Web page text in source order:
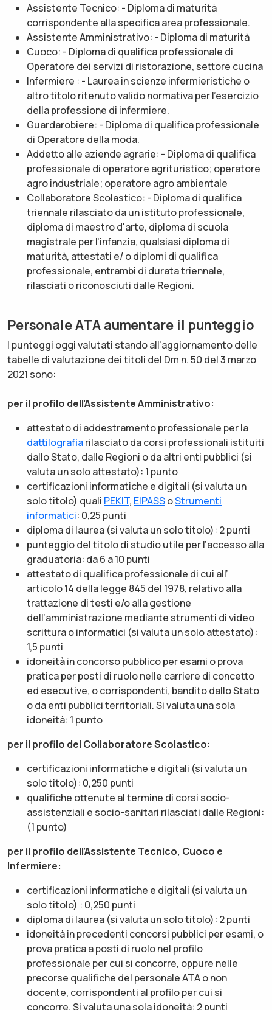
Assistente Tecnico: - Diploma di maturità
corrispondente alla specifica area professionale.
Assistente Amministrativo: - Diploma di maturità
Cuoco: - Diploma di qualifica professionale di
Operatore dei servizi di ristorazione, settore cucina
Infermiere : - Laurea in scienze infermieristiche o
altro titolo ritenuto valido normativa per l'esercizio
della professione di infermiere.
Guardarobiere: - Diploma di qualifica professionale
di Operatore della moda.
Addetto alle aziende agrarie: - Diploma di qualifica
professionale di operatore agrituristico; operatore
agro industriale; operatore agro ambientale
Collaboratore Scolastico: - Diploma di qualifica
triennale rilasciato da un istituto professionale,
diploma di maestro d'arte, diploma di scuola
magistrale per l'infanzia, qualsiasi diploma di
maturità, attestati e/ o diplomi di qualifica
professionale, entrambi di durata triennale,
rilasciati o riconosciuti dalle Regioni.
Personale ATA aumentare il punteggio
I punteggi oggi valutati stando all'aggiornamento delle
tabelle di valutazione dei titoli del Dm n. 50 del 3 marzo
2021 sono:
per il profilo dell’Assistente Amministrativo:
attestato di addestramento professionale per la
dattilografiarilasciato da corsi professionali istituiti
dallo Stato, dalle Regioni o da altri enti pubblici (si
valuta un solo attestato): 1 punto
certificazioni informatiche e digitali (si valuta un
solo titolo) quali PEKIT, EIPASSoStrumenti
informatici: 0,25 punti
diploma di laurea (si valuta un solo titolo): 2 punti
punteggio del titolo di studio utile per l’accesso alla
graduatoria: da 6 a 10 punti
attestato di qualifica professionale di cui all’
articolo 14 della legge 845 del 1978, relativo alla
trattazione di testi e/o alla gestione
dell’amministrazione mediante strumenti di video
scrittura o informatici (si valuta un solo attestato):
1,5 punti
idoneità in concorso pubblico per esami o prova
pratica per posti di ruolo nelle carriere di concetto
ed esecutive, o corrispondenti, bandito dallo Stato
o da enti pubblici territoriali. Si valuta una sola
idoneità: 1 punto
per il profilo del Collaboratore Scolastico:
certificazioni informatiche e digitali (si valuta un
solo titolo): 0,250 punti
qualifiche ottenute al termine di corsi socio-
assistenziali e socio-sanitari rilasciati dalle Regioni:
(1 punto)
per il profilo dell’Assistente Tecnico, Cuoco e
Infermiere:
certificazioni informatiche e digitali (si valuta un
solo titolo) : 0,250 punti
diploma di laurea (si valuta un solo titolo): 2 punti
idoneità in precedenti concorsi pubblici per esami, o
prova pratica a posti di ruolo nel profilo
professionale per cui si concorre, oppure nelle
precorse qualifiche del personale ATA o non
docente, corrispondenti al profilo per cui si
concorre. Si valuta una sola idoneità: 2 punti